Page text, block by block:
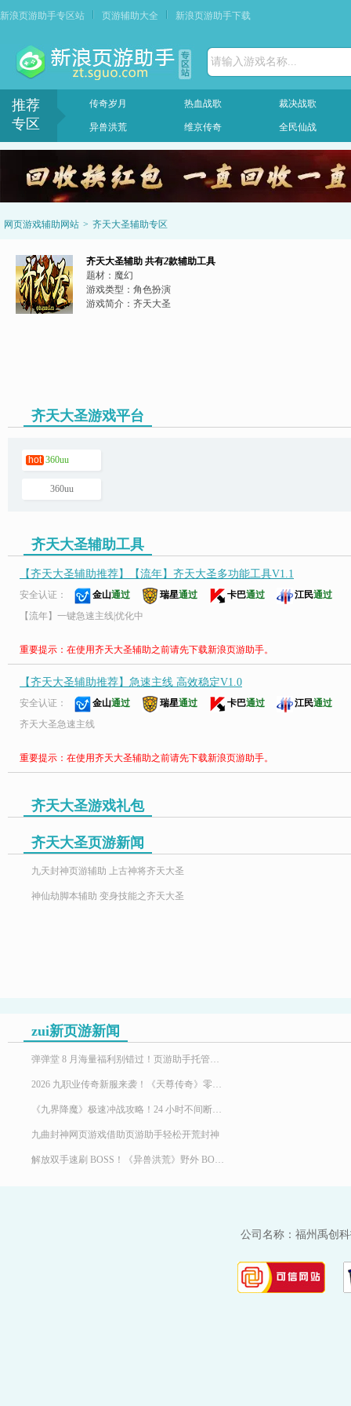
新浪页游助手专区站 页游辅助大全 新浪页游助手下载
请输入游戏名称...
推荐
专区
传奇岁月 热血战歌 裁决战歌
异兽洪荒 维京传奇 全民仙战
网页游戏辅助网站 > 齐天大圣辅助专区
齐天大圣辅助 共有2款辅助工具
题材： 魔幻
游戏类型： 角色扮演
游戏简介： 齐天大圣
齐天大圣游戏平台
hot 360uu
360uu
齐天大圣辅助工具
【齐天大圣辅助推荐】【流年】齐天大圣多功能工具V1.1
安全认证： 金山通过 瑞星通过 卡巴通过 江民通过
【流年】一键急速主线|优化中
重要提示：在使用齐天大圣辅助之前请先下载新浪页游助手。
【齐天大圣辅助推荐】急速主线 高效稳定V1.0
安全认证： 金山通过 瑞星通过 卡巴通过 江民通过
齐天大圣急速主线
重要提示：在使用齐天大圣辅助之前请先下载新浪页游助手。
齐天大圣游戏礼包
齐天大圣页游新闻
九天封神页游辅助 上古神将齐天大圣
神仙劫脚本辅助 变身技能之齐天大圣
zui新页游新闻
弹弹堂 8 月海量福利别错过！页游助手托管挂机，限定时装轻松到手
2026 九职业传奇新服来袭！《天尊传奇》零氪高效发育，快速玩转霸服
《九界降魔》极速冲战攻略！24 小时不间断堆战力霸服
九曲封神网页游戏借助页游助手轻松开荒封神
解放双手速刷 BOSS！《异兽洪荒》野外 BOSS 玩法，页游助手挂机打宝两不误
公司名称：福州禹创